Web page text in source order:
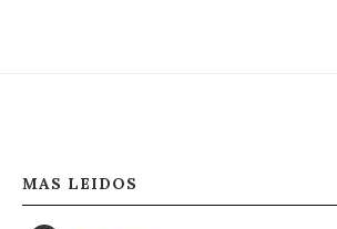
MAS LEIDOS